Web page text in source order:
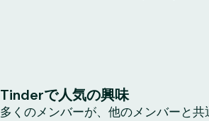
Tinderで人気の興味
多くのメンバーが、他のメンバーと共